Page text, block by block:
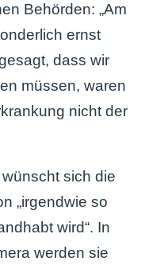
Behörden: „Am
ernst
dass wir
müssen, waren
nicht der
sich die
„irgendwie so
wird“. In
werden sie